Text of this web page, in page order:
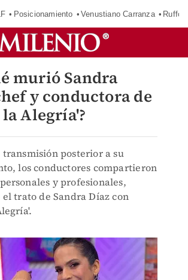
Posicionamiento Venustiano Carranza Ruffo
murió Sandra
y conductora de
la Alegría'?
posterior a su
los conductores compartieron
y profesionales,
trato de Sandra Díaz con